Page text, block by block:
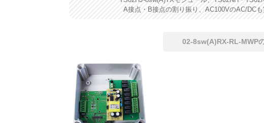
A接点・B接点の割り振り、AC100VのAC/DC
02-8sw(A)RX-RL-MWP